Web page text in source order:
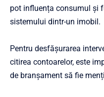
pot influența consumul și
sistemului dintr-un imobil.
Pentru desfășurarea
citirea contoarelor, este
de branșament să fie